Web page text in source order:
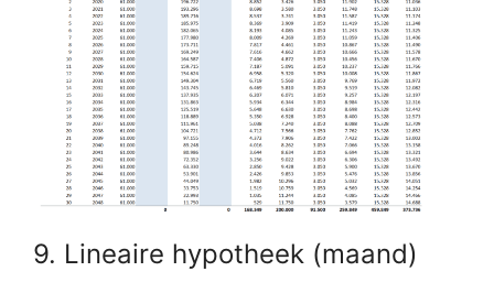
9. Lineaire hypotheek (maand)